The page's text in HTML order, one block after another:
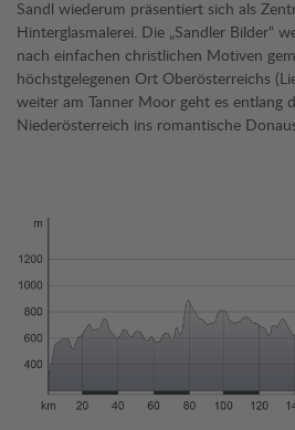
Sandl wiederum präsentiert sich als
Hinterglasmalerei. Die „Sandler Bilder“
nach einfachen christlichen Motiven
höchstgelegenen Ort Oberösterreichs
weiter am Tanner Moor geht es entlang
Niederösterreich ins romantische